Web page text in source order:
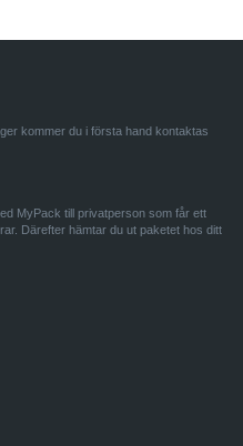
kommer du i första hand kontaktas
MyPack till privatperson som får ett
Därefter hämtar du ut paketet hos ditt